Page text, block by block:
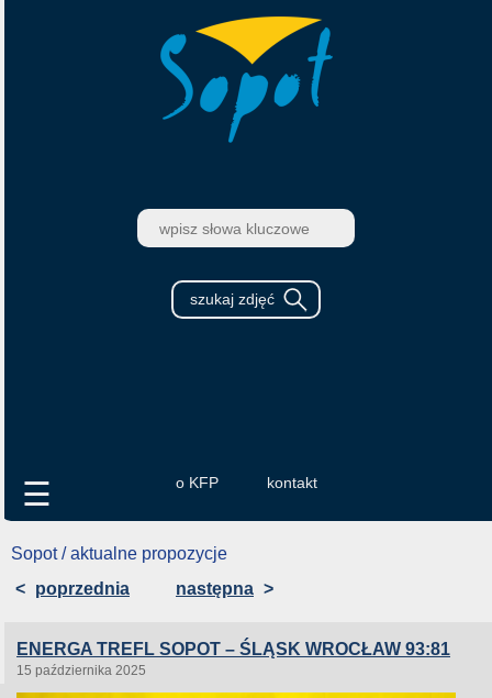
o KFP kontakt
☰
Sopot / aktualne propozycje
< poprzednia następna >
ENERGA TREFL SOPOT – ŚLĄSK WROCŁAW 93:81
15 października 2025